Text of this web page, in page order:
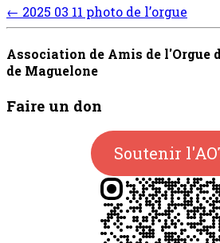
Post
navigation
← 2025 03 11 photo de l’orgue
Association de Amis de l'Orgue
de Maguelone
Faire un don
Soutenir